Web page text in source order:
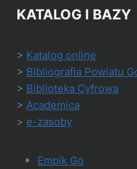
KATALOG I BAZY
> Katalog online
> Bibliografia Powiatu
> Biblioteka Cyfrowa
> Academica
> e-zasoby
Empik Go